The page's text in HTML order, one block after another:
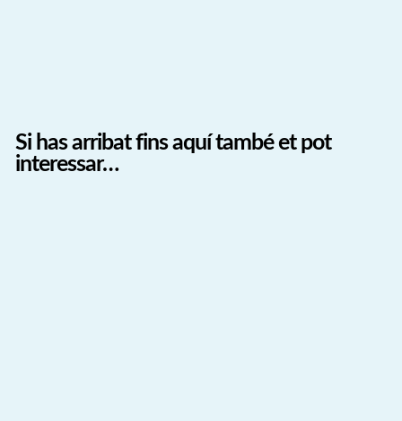
Si has arribat fins aquí també et pot
interessar…